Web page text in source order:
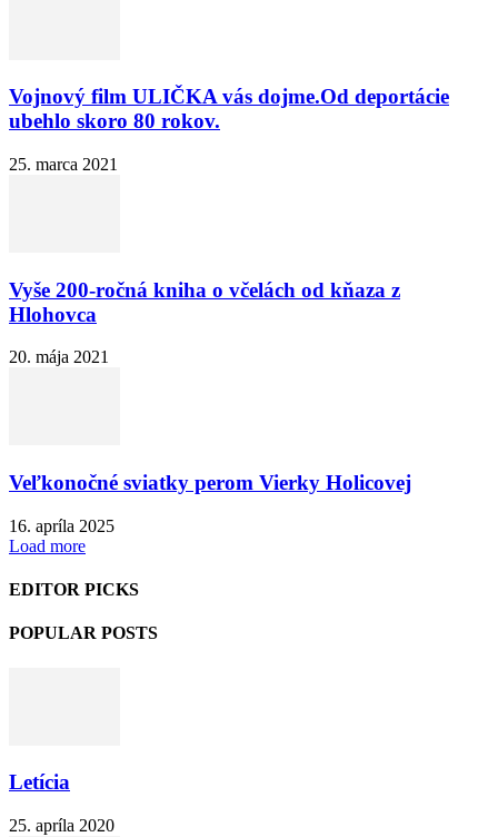
Vojnový film ULIČKA vás dojme.Od deportácie
ubehlo skoro 80 rokov.
25. marca 2021
Vyše 200-ročná kniha o včelách od kňaza z
Hlohovca
20. mája 2021
Veľkonočné sviatky perom Vierky Holicovej
16. apríla 2025
Load more
EDITOR PICKS
POPULAR POSTS
Letícia
25. apríla 2020